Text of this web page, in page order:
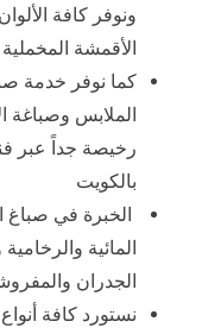
ونوفر كافة
الأقمشة المخملية
كما نوفر خدمة
الملابس وصباغة
رخيصة جداً عبر
بالكويت
الخبرة في صباغ
المائية
الجدران
نستورد كافة